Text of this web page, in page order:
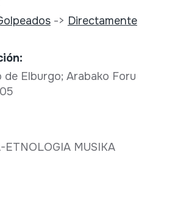
-> Directamente
Elburgo; Arabako Foru
ETNOLOGIA MUSIKA